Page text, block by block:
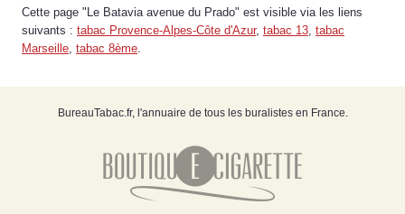
Cette page "Le Batavia avenue du Prado" est visible via les liens
suivants : tabac Provence-Alpes-Côte d'Azur, tabac 13, tabac
Marseille, tabac 8ème.
BureauTabac.fr, l'annuaire de tous les buralistes en France.